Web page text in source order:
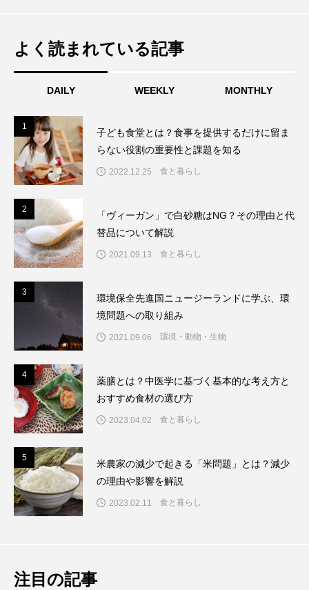
て執筆活動など精力的に活動中。趣味はウォーキング
サッカー、一人旅、ヴィーガンコスメ探し。
スティナブルファッションで持続可能な
そうについて。不平等のない世界を当た
り前に
2021.06.05 コーヒーから始めるエシカル消費。優し
さと美味しさの一杯を
よく読まれている記事
DAILY WEEKLY MONTHLY
1
子ども食堂とは？食事を提供するだけに留ま
らない役割の重要性と課題を知る
2022.12.25 食と暮らし
2
「ヴィーガン」で白砂糖はNG？その理由と代
替品について解説
2021.09.13 食と暮らし
3
環境保全先進国ニュージーランドに学ぶ、環
境問題への取り組み
2021.09.06 環境・動物・生物
4
薬膳とは？中医学に基づく基本的な考え方と
おすすめ食材の選び方
2023.04.02 食と暮らし
5
米農家の減少で起きる「米問題」とは？減少
の理由や影響を解説
2023.02.11 食と暮らし
注目の記事